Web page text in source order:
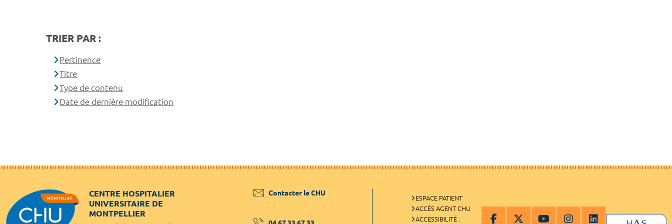
TRIER PAR :
Pertinence
Titre
Type de contenu
Date de dernière modification
CENTRE HOSPITALIER
UNIVERSITAIRE DE
MONTPELLIER
Contacter le CHU
ESPACE PATIENT
ACCÈS AGENT CHU
ACCESSIBILITÉ :